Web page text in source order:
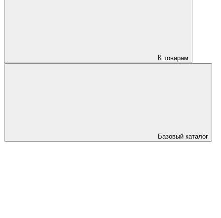
К товарам
Базовый каталог